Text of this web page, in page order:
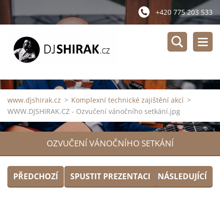
+420 775 203 533
www.djshirak.cz > Komplexní technické zajištění akcí >
WWW.DJSHIRAK.CZ - Ozvučení vánočního setkání.jpg
OZVUČENÍ VÁNOČNÍHO SETKÁNÍ
PŘEDCHOZÍ SPUSTIT PREZENTACI NÁSLEDUJÍCÍ